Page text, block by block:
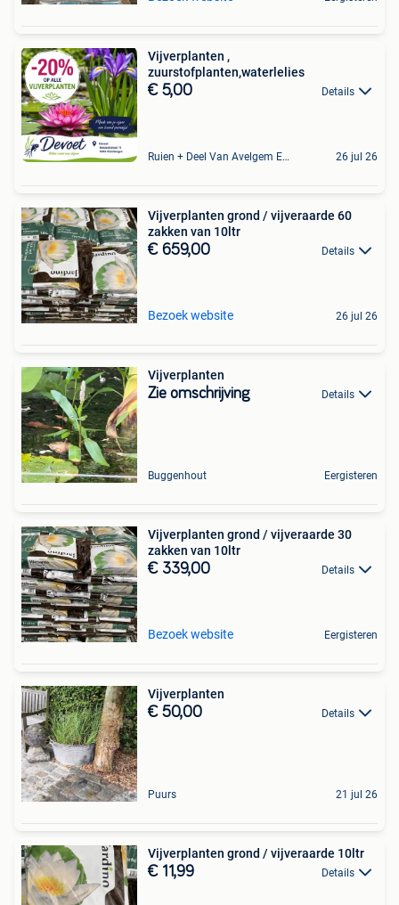
Vijverplanten ,
zuurstofplanten,waterlelies
€ 5,00 Details
Ruien + Deel Van Avelgem En Waarmaarde 26 jul 26
Vijverplanten grond / vijveraarde 60
zakken van 10ltr
€ 659,00 Details
Bezoek website 26 jul 26
Vijverplanten
Zie omschrijving Details
Buggenhout Eergisteren
Vijverplanten grond / vijveraarde 30
zakken van 10ltr
€ 339,00 Details
Bezoek website Eergisteren
Vijverplanten
€ 50,00 Details
Puurs 21 jul 26
Vijverplanten grond / vijveraarde 10ltr
€ 11,99 Details